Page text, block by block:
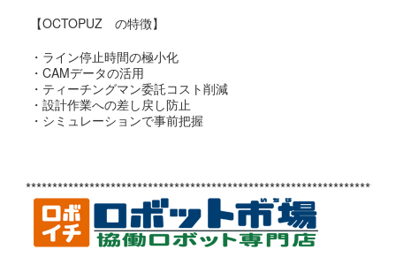
【OCTOPUZ の特徴】
・ライン停止時間の極小化
・CAMデータの活用
・ティーチングマン委託コスト削減
・設計作業への差し戻し防止
・シミュレーションで事前把握
*********************************************************************